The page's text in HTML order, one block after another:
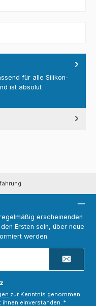
für alle Silikon-
ist absolut
erscheinenden
Ersten sein, über neue
werden.
zur Kenntnis genommen
einverstanden. *